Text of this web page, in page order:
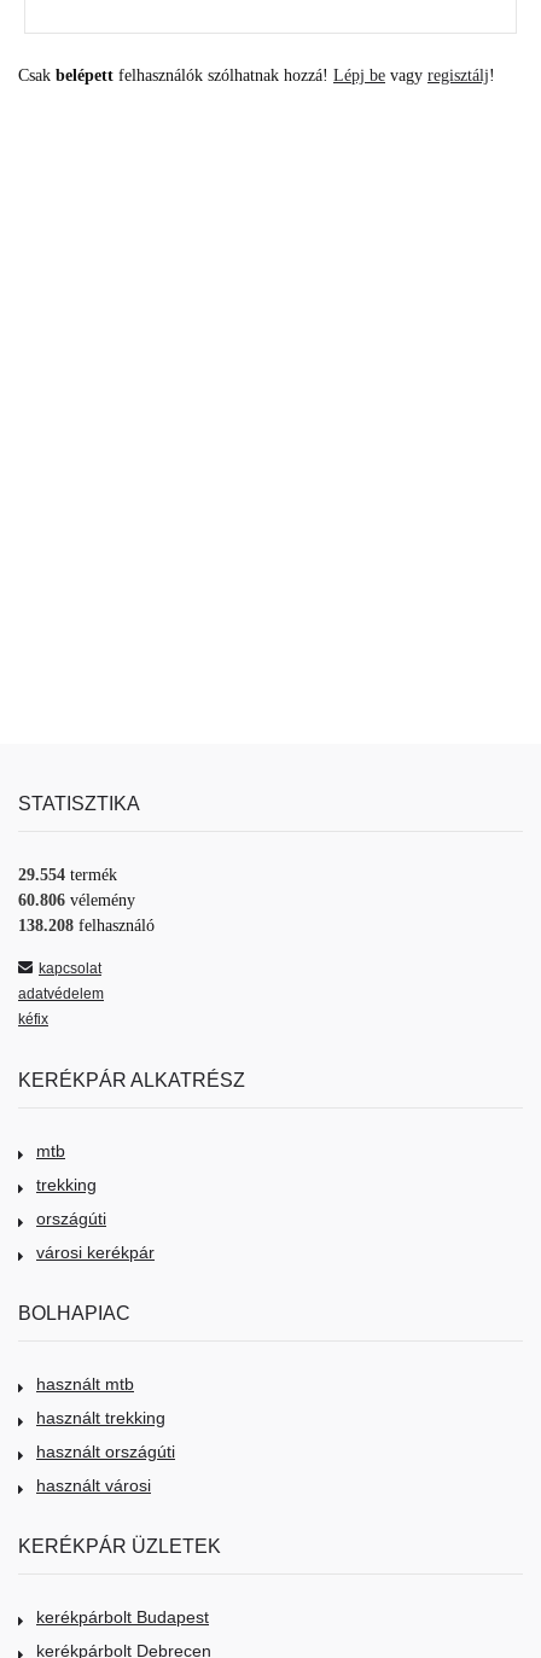
Csak belépett felhasználók szólhatnak hozzá! Lépj be vagy regisztálj!
STATISZTIKA
29.554 termék
60.806 vélemény
138.208 felhasználó
kapcsolat
adatvédelem
kéfix
KERÉKPÁR ALKATRÉSZ
mtb
trekking
országúti
városi kerékpár
BOLHAPIAC
használt mtb
használt trekking
használt országúti
használt városi
KERÉKPÁR ÜZLETEK
kerékpárbolt Budapest
kerékpárbolt Debrecen